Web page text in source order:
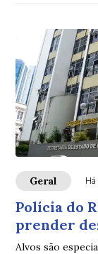
Geral Há
Polícia do
prender
Alvos são